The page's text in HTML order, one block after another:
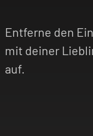
Entferne den
mit deiner
auf.